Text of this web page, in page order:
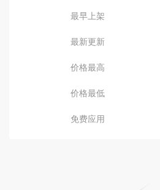
最早上架
最新更新
价格最高
价格最低
免费应用